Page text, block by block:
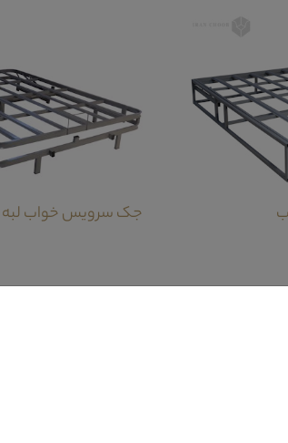
جک سرویس خواب لبه
کاملا مشابه تخت خواب آن است.قسمت قاب آینه
ی خاصی برای این قاب آینه ایجاد نموده.